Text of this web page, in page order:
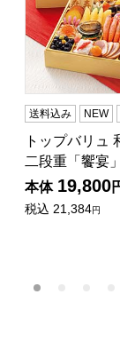
送料込み NEW
トップバリュ
二段重「饗宴
本体 19,800
税込 21,384円